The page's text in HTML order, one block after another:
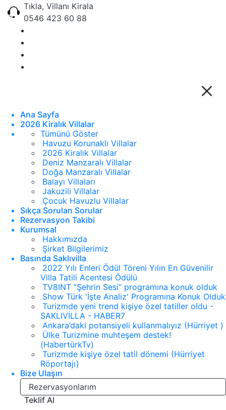
Tıkla, Villanı Kirala
0546 423 60 88
Ana Sayfa
2026 Kiralık Villalar
Tümünü Göster
Havuzu Korunaklı Villalar
2026 Kiralık Villalar
Deniz Manzaralı Villalar
Doğa Manzaralı Villalar
Balayı Villaları
Jakuzili Villalar
Çocuk Havuzlu Villalar
Sıkça Sorulan Sorular
Rezervasyon Takibi
Kurumsal
Hakkımızda
Şirket Bilgilerimiz
Basında Saklıvilla
2022 Yılı Enleri Ödül Töreni Yılın En Güvenilir
Villa Tatili Acentesi Ödülü
TV8INT “Şehrin Sesi” programına konuk olduk
Show Türk 'İşte Analiz' Programına Konuk Olduk
Turizmde yeni trend kişiye özel tatiller oldu -
SAKLIVİLLA - HABER7
Ankara’daki potansiyeli kullanmalıyız (Hürriyet )
Ülke Turizmine muhteşem destek!
(HabertürkTv)
Turizmde kişiye özel tatil dönemi (Hürriyet
Röportajı)
Bize Ulaşın
Rezervasyonlarım
Teklif Al